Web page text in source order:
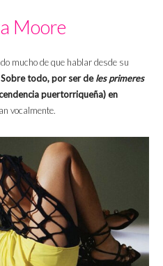
Moore
mucho de que hablar desde su
Sobre todo, por ser deles primeres
puertorriqueña) en
vocalmente.